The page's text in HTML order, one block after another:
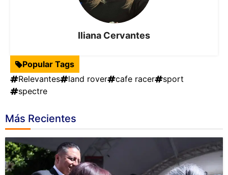
Iliana Cervantes
Popular Tags
Relevantes
land rover cafe racer
sport
spectre
Más Recientes